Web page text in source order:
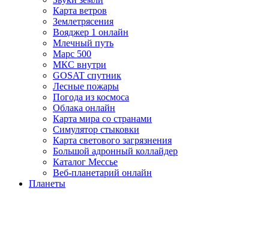
Карта ветров
Землетрясения
Вояджер 1 онлайн
Млечный путь
Марс 500
МКС внутри
GOSAT спутник
Лесные пожары
Погода из космоса
Облака онлайн
Карта мира со странами
Симулятор стыковки
Карта светового загрязнения
Большой адронный коллайдер
Каталог Мессье
Веб-планетарий онлайн
Планеты